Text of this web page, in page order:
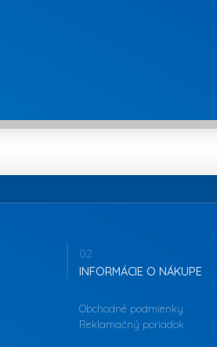
02
INFORMÁCIE O NÁKUPE
Obchodné podmienky
Reklamačný poriadok